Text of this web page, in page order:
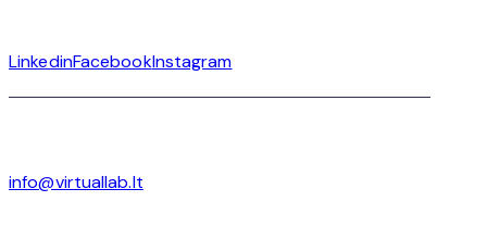
LinkedinFacebookInstagram
info@virtuallab.lt